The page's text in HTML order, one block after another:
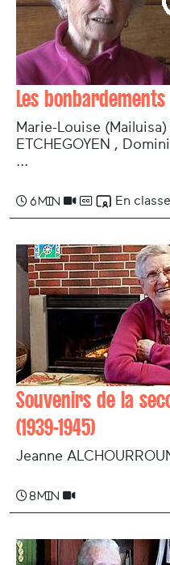
Les bonbardements
Marie-Louise
ETCHEGOYEN ,
...
6 min En classe
Souvenirs de la
(1939-1945)
Jeanne
8 min